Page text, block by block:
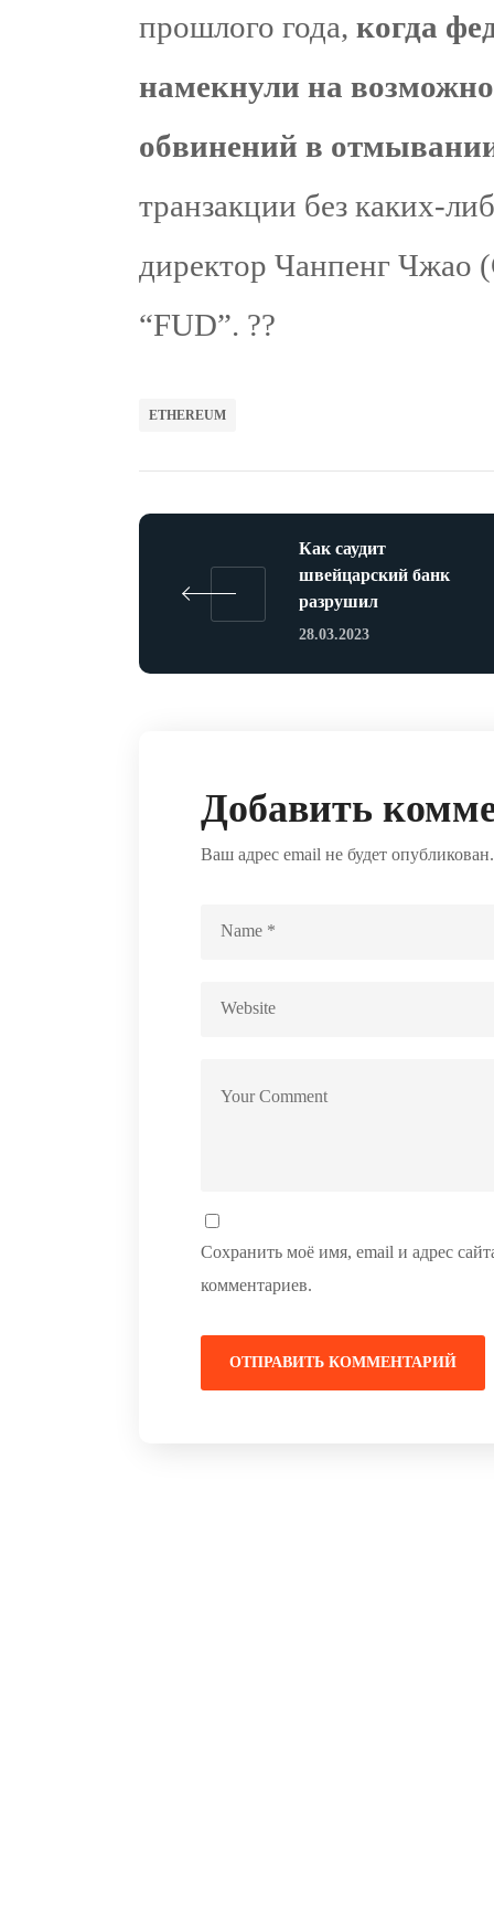
прошлого года, когда
намекнули на
обвинений в
транзакции без каких-
директор Чанпенг Чжао
“FUD”. ??
ETHEREUM
Как саудит
швейцарский банк
разрушил
28.03.2023
Добавить
Ваш адрес email не будет опубликован.
Сохранить моё имя, email и адрес
комментариев.